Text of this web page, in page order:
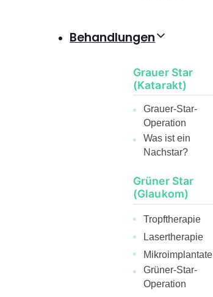
Behandlungen
Grauer Star
(Katarakt)
Grauer-Star-
Operation
Was ist ein
Nachstar?
Grüner Star
(Glaukom)
Tropftherapie
Lasertherapie
Mikroimplantate
Grüner-Star-
Operation